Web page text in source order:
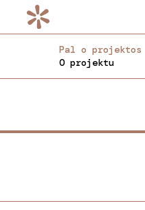
Pal o projektos
O projektu